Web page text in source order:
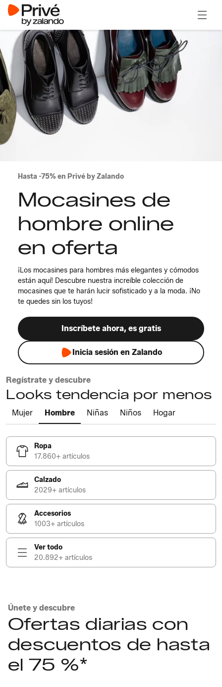
Hasta -75% en Privé by Zalando
Mocasines de
hombre online
en oferta
¡Los mocasines para hombres más elegantes y cómodos
están aquí! Descubre nuestra increíble colección de
mocasines que te harán lucir sofisticado y a la moda. ¡No
te quedes sin los tuyos!
Inscríbete ahora, es gratis
Inicia sesión en Zalando
Regístrate y descubre
Looks tendencia por menos
Mujer Hombre Niñas Niños Hogar
Ropa
17.860+ artículos
Calzado
2029+ artículos
Accesorios
1003+ artículos
Ver todo
20.892+ artículos
Únete y descubre
Ofertas diarias con
descuentos de hasta
el 75 %*